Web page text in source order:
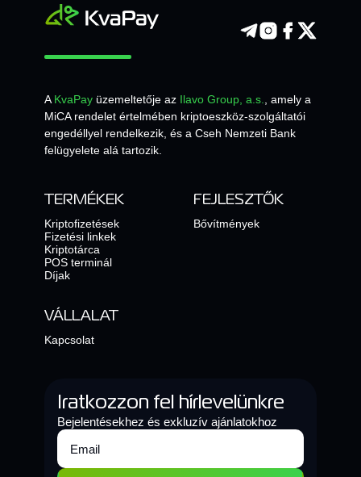
AKvaPay üzemeltetője az Ilavo Group, a.s., amely a
MiCA rendelet értelmében kriptoeszköz-szolgáltatói
engedéllyel rendelkezik, és a Cseh Nemzeti Bank
felügyelete alá tartozik.
TERMÉKEK
Kriptofizetések
Fizetési linkek
Kriptotárca
POS terminál
Díjak
FEJLESZTŐK
Bővítmények
VÁLLALAT
Kapcsolat
Iratkozzon fel hírlevelünkre
Bejelentésekhez és exkluzív ajánlatokhoz